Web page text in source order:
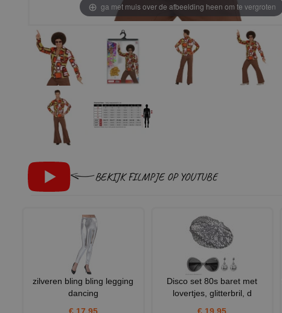
ga met muis over de afbeelding heen om te vergroten
BEKIJK FILMPJE OP YOUTUBE
zilveren bling bling legging
dancing
Disco set 80s baret met
lovertjes, glitterbril, d